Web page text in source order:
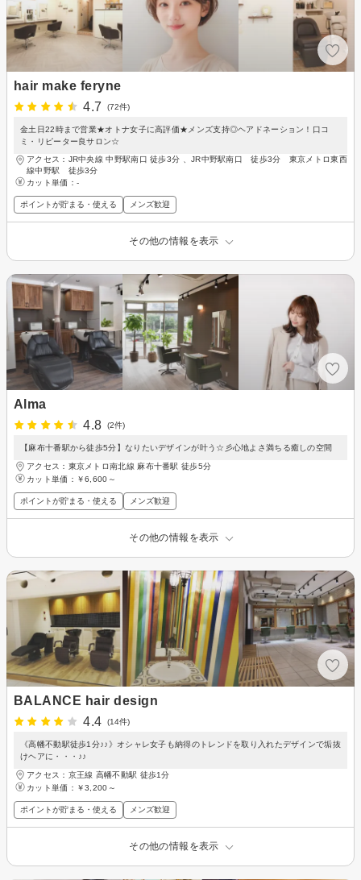
hair make feryne
4.7
(72件)
金土日22時まで営業★オトナ女子に高評価★メンズ支持◎ヘアドネーション！口コ
ミ・リピーター良サロン☆
アクセス：JR中央線 中野駅南口 徒歩3分 、JR中野駅南口 徒歩3分 東京メトロ東西
線中野駅 徒歩3分
カット単価： -
ポイントが貯まる・使える メンズ歓迎
その他の情報を表示
Alma
4.8
(2件)
【麻布十番駅から徒歩5分】なりたいデザインが叶う☆彡心地よさ満ちる癒しの空間
アクセス：東京メトロ南北線 麻布十番駅 徒歩5分
カット単価： ￥6,600～
ポイントが貯まる・使える メンズ歓迎
その他の情報を表示
BALANCE hair design
4.4
(14件)
《高幡不動駅徒歩1分♪♪》オシャレ女子も納得のトレンドを取り入れたデザインで垢抜
けヘアに・・・♪♪
アクセス：京王線 高幡不動駅 徒歩1分
カット単価： ￥3,200～
ポイントが貯まる・使える メンズ歓迎
その他の情報を表示